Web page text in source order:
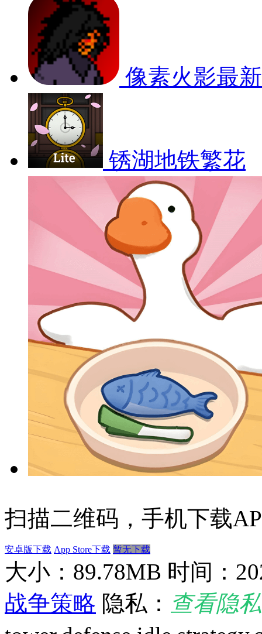
像素火影最
锈湖地铁繁花
扫描二维码，手机下载
安卓版下载 App Store下载 暂无下载
大小：89.78MB 时间：
战争策略 隐私： 查看隐私